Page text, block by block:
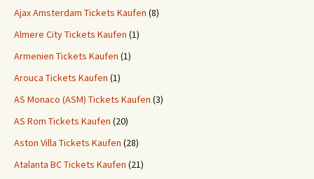
Ajax Amsterdam Tickets Kaufen (8)
Almere City Tickets Kaufen (1)
Armenien Tickets Kaufen (1)
Arouca Tickets Kaufen (1)
AS Monaco (ASM) Tickets Kaufen (3)
AS Rom Tickets Kaufen (20)
Aston Villa Tickets Kaufen (28)
Atalanta BC Tickets Kaufen (21)